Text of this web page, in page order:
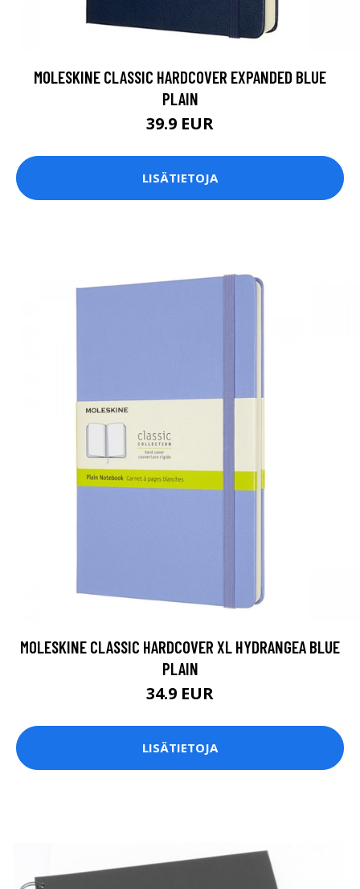
MOLESKINE CLASSIC HARDCOVER EXPANDED BLUE
PLAIN
39.9 EUR
LISÄTIETOJA
MOLESKINE CLASSIC HARDCOVER XL HYDRANGEA BLUE
PLAIN
34.9 EUR
LISÄTIETOJA